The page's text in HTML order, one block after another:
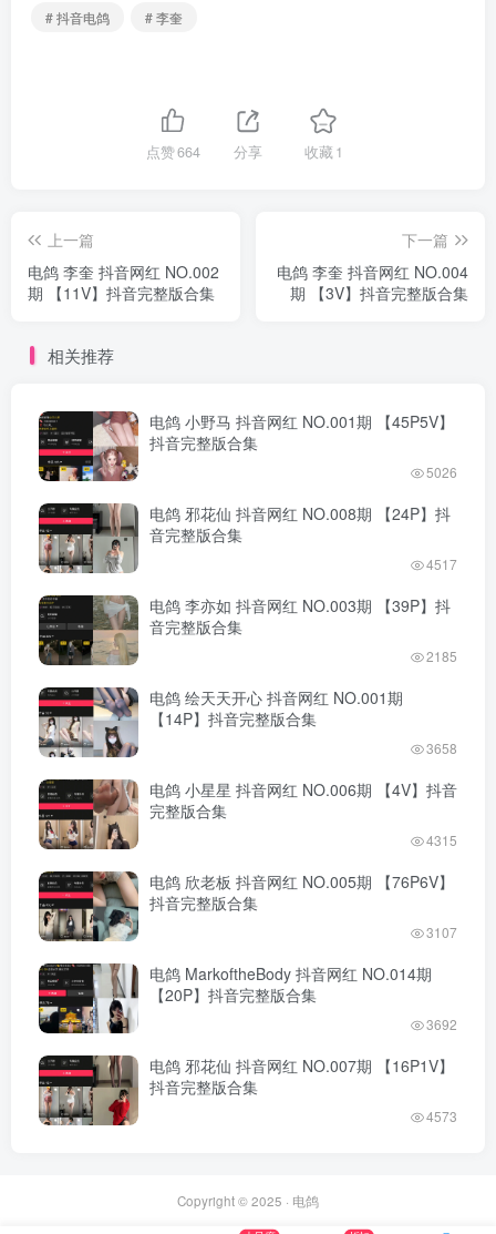
# 抖音电鸽
# 李奎
点赞664 分享 收藏1
上一篇
电鸽 李奎 抖音网红 NO.002
期 【11V】抖音完整版合集
下一篇
电鸽 李奎 抖音网红 NO.004
期 【3V】抖音完整版合集
相关推荐
电鸽 小野马 抖音网红 NO.001期 【45P5V】
抖音完整版合集
5026
电鸽 邪花仙 抖音网红 NO.008期 【24P】抖
音完整版合集
4517
电鸽 李亦如 抖音网红 NO.003期 【39P】抖
音完整版合集
2185
电鸽 绘天天开心 抖音网红 NO.001期
【14P】抖音完整版合集
3658
电鸽 小星星 抖音网红 NO.006期 【4V】抖音
完整版合集
4315
电鸽 欣老板 抖音网红 NO.005期 【76P6V】
抖音完整版合集
3107
电鸽 MarkoftheBody 抖音网红 NO.014期
【20P】抖音完整版合集
3692
电鸽 邪花仙 抖音网红 NO.007期 【16P1V】
抖音完整版合集
4573
Copyright © 2025 · 电鸽